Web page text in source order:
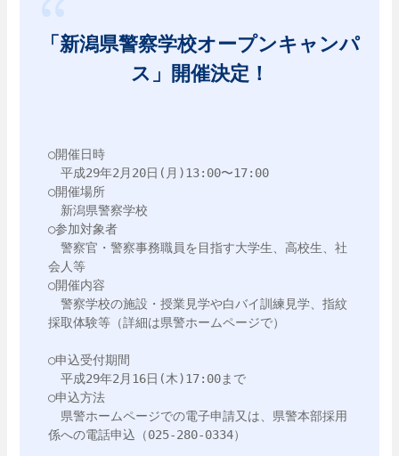
「新潟県警察学校オープンキャンパ
ス」開催決定！
○開催日時
平成29年2月20日(月)13:00〜17:00
○開催場所
新潟県警察学校
○参加対象者
警察官・警察事務職員を目指す大学生、高校生、社
会人等
○開催内容
警察学校の施設・授業見学や白バイ訓練見学、指紋
採取体験等（詳細は県警ホームページで）
○申込受付期間
平成29年2月16日(木)17:00まで
○申込方法
県警ホームページでの電子申請又は、県警本部採用
係への電話申込（025-280-0334）